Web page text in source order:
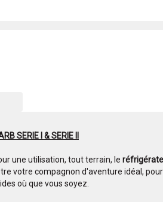
SERIE I & SERIE II
une utilisation, tout terrain, le
votre compagnon d'aventure idéal,
où que vous soyez.